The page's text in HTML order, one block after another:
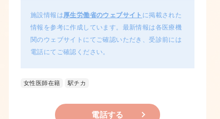
施設情報は厚生労働省のウェブサイト に掲載された
情報を参考に作成しています。最新情報は各医療機
関のウェブサイトにてご確認いただき、受診前には
電話にてご確認ください。
女性医師在籍 駅チカ
電話する